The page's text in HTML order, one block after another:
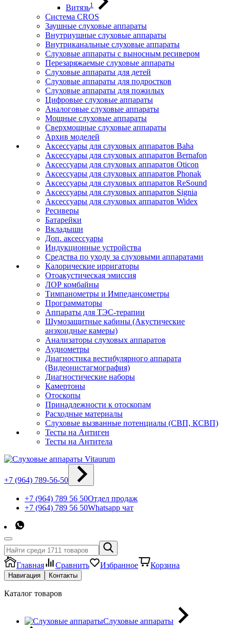
Витязь1
Система CROS
Заушные слуховые аппараты
Внутриушные слуховые аппараты
Внутриканальные слуховые аппараты
Слуховые аппараты с выносным ресивером
Перезаряжаемые слуховые аппараты
Слуховые аппараты для детей
Слуховые аппараты для подростков
Слуховые аппараты для пожилых
Цифровые слуховые аппараты
Аналоговые слуховые аппараты
Мощные слуховые аппараты
Сверхмощные слуховые аппараты
Архив моделей
Аксессуары для слуховых аппаратов Baha
Аксессуары для слуховых аппаратов Bernafon
Аксессуары для слуховых аппаратов Oticon
Аксессуары для слуховых аппаратов Phonak
Аксессуары для слуховых аппаратов ReSound
Аксессуары для слуховых аппаратов Signia
Аксессуары для слуховых аппаратов Widex
Ресиверы
Батарейки
Вкладыши
Доп. аксессуары
Индукционные устройства
Средства по уходу за слуховыми аппаратами
Калорические ирригаторы
Отоакустическая эмиссия
ЛОР комбайны
Тимпанометры и Импедансометры
Программаторы
Аппараты для ТЭС-терапии
Шумозащитные кабины (Акустические
анэхоидные камеры)
Анализаторы слуховых аппаратов
Аудиометры
Диагностика вестибулярного аппарата
(Видеонистагмография)
Диагностические наборы
Камертоны
Отоскопы
Принадлежности к отоскопам
Расходные материалы
Слуховые вызванные потенциалы (СВП, КСВП)
Тесты на Антиген
Тесты на Антитела
+7 (964) 789-56-50
+7 (964) 789 56 50Отдел продаж
+7 (964) 789 56 50Whatsapp чат
Главная Сравнить Избранное Корзина
Навигация Контакты
Каталог товаров
Слуховые аппараты